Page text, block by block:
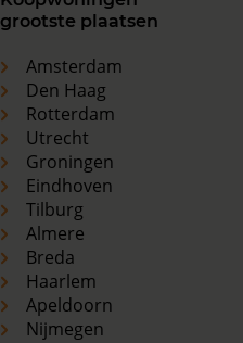
grootste plaatsen
Amsterdam
Den Haag
Rotterdam
Utrecht
Groningen
Eindhoven
Tilburg
Almere
Breda
Haarlem
Apeldoorn
Nijmegen